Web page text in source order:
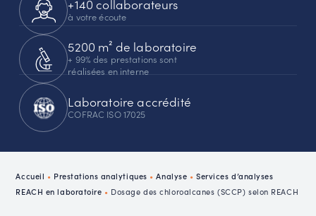
+140 collaborateurs
à votre écoute
5200 m² de laboratoire
+ 99% des prestations sont
réalisées en interne
Laboratoire accrédité
COFRAC ISO 17025
Accueil • Prestations analytiques •Analyse • Services d’analyses
REACH en laboratoire • Dosage des chloroalcanes (SCCP) selon REACH